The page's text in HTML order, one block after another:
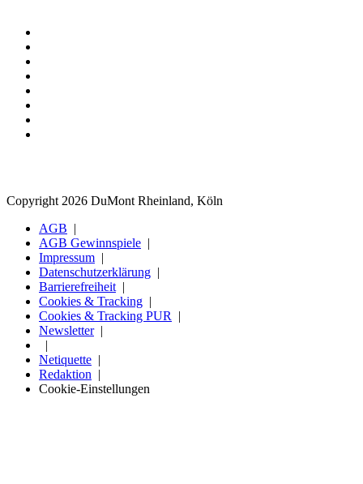
Copyright 2026 DuMont Rheinland, Köln
AGB
AGB Gewinnspiele
Impressum
Datenschutzerklärung
Barrierefreiheit
Cookies & Tracking
Cookies & Tracking PUR
Newsletter
Netiquette
Redaktion
Cookie-Einstellungen